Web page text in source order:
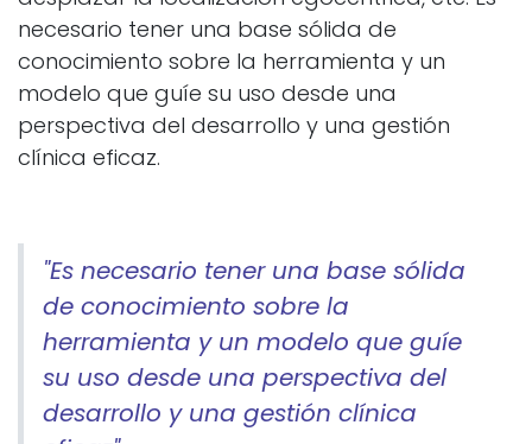
necesario tener una base sólida de
conocimiento sobre la herramienta y un
modelo que guíe su uso desde una
perspectiva del desarrollo y una gestión
clínica eficaz.
"Es necesario tener una base sólida
de conocimiento sobre la
herramienta y un modelo que guíe
su uso desde una perspectiva del
desarrollo y una gestión clínica